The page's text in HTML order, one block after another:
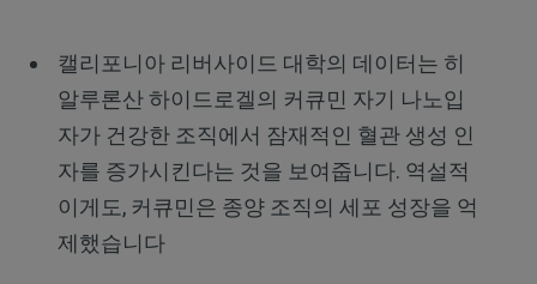
캘리포니아 리버사이드 대학의 데이터는 히
알루론산 하이드로겔의 커큐민 자기 나노입
자가 건강한 조직에서 잠재적인 혈관 생성 인
자를 증가시킨다는 것을 보여줍니다. 역설적
이게도, 커큐민은 종양 조직의 세포 성장을 억
제했습니다